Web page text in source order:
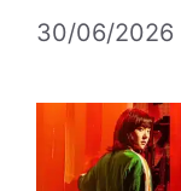
30/06/2026